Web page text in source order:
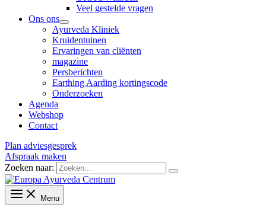
Veel gestelde vragen
Ons ons
Ayurveda Kliniek
Kruidentuinen
Ervaringen van cliënten
magazine
Persberichten
Earthing Aarding kortingscode
Onderzoeken
Agenda
Webshop
Contact
Plan adviesgesprek
Afspraak maken
Zoeken naar:
Menu